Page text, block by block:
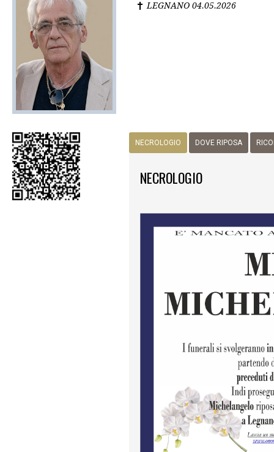
LEGNANO 04.05.2026
NECROLOGIO DOVE RIPOSA
NECROLOGIO